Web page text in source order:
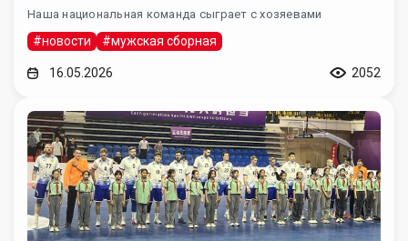
Наша национальная команда сыграет с хозяевами
#новости #мужская сборная
16.05.2026 2052